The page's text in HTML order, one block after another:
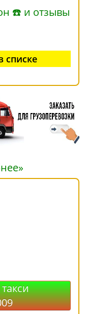
☎ и отзывы
списке